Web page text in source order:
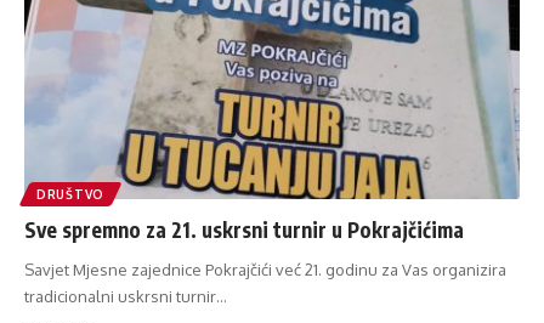
DRUŠTVO
Sve spremno za 21. uskrsni turnir u Pokrajčićima
Savjet Mjesne zajednice Pokrajčići već 21. godinu za Vas organizira
tradicionalni uskrsni turnir…